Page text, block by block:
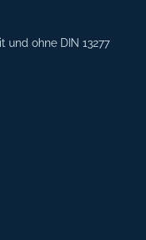
und ohne DIN 13277